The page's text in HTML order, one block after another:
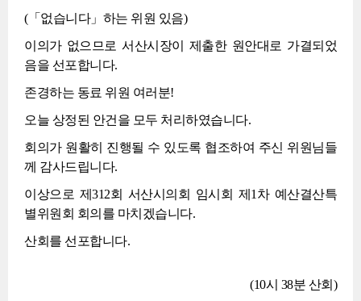
(「없습니다」하는 위원 있음)
이의가 없으므로 서산시장이 제출한 원안대로 가결되었
음을 선포합니다.
존경하는 동료 위원 여러분!
오늘 상정된 안건을 모두 처리하였습니다.
회의가 원활히 진행될 수 있도록 협조하여 주신 위원님들
께 감사드립니다.
이상으로 제312회 서산시의회 임시회 제1차 예산결산특
별위원회 회의를 마치겠습니다.
산회를 선포합니다.
(10시 38분 산회)